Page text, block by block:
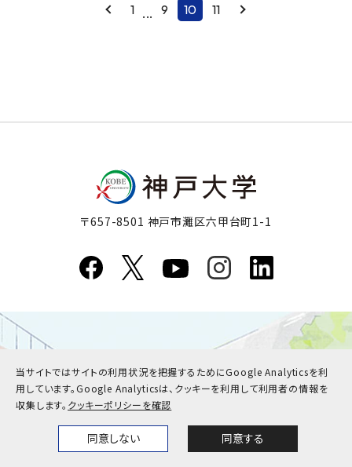
当サイトではサイトの利用状況を把握するためにGoogle Analyticsを利
用しています。Google Analyticsは、クッキーを利用して利用者の情報を
収集します。 クッキーポリシーを確認
同意しない 同意する
News Themes
Prev 1 ... 9 10 11 Next
〒657-8501 神戸市灘区六甲台町1-1